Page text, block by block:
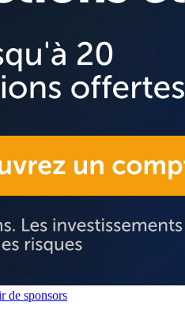
de sponsors